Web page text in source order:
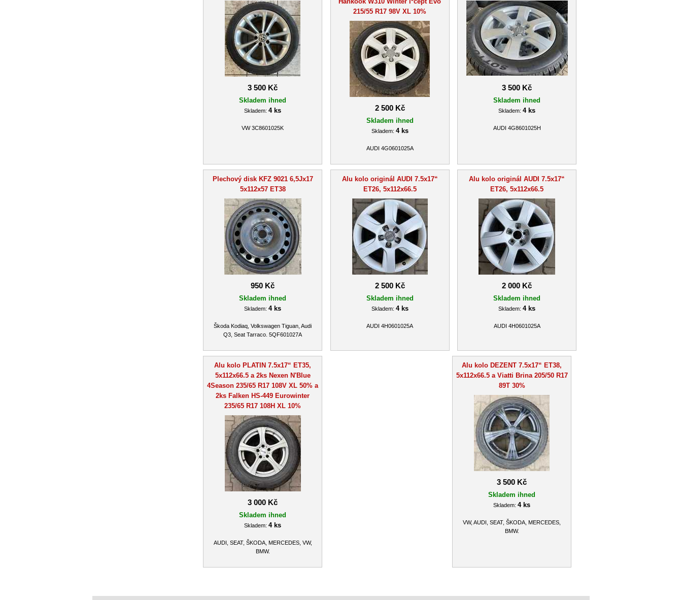
3 500 Kč
Skladem ihned
Skladem: 4 ks
VW 3C8601025K
215/55 R17 98V XL 10%
2 500 Kč
Skladem ihned
Skladem: 4 ks
AUDI 4G0601025A
3 500 Kč
Skladem ihned
Skladem: 4 ks
AUDI 4G8601025H
Plechový disk KFZ 9021 6,5Jx17
5x112x57 ET38
950 Kč
Skladem ihned
Skladem: 4 ks
Škoda Kodiaq, Volkswagen Tiguan, Audi
Q3, Seat Tarraco. 5QF601027A
Alu kolo originál AUDI 7.5x17“
ET26, 5x112x66.5
2 500 Kč
Skladem ihned
Skladem: 4 ks
AUDI 4H0601025A
Alu kolo originál AUDI 7.5x17“
ET26, 5x112x66.5
2 000 Kč
Skladem ihned
Skladem: 4 ks
AUDI 4H0601025A
Alu kolo PLATIN 7.5x17“ ET35,
5x112x66.5 a 2ks Nexen N'Blue
4Season 235/65 R17 108V XL 50% a
2ks Falken HS-449 Eurowinter
235/65 R17 108H XL 10%
3 000 Kč
Skladem ihned
Skladem: 4 ks
AUDI, SEAT, ŠKODA, MERCEDES, VW,
BMW.
Alu kolo DEZENT 7.5x17“ ET38,
5x112x66.5 a Viatti Brina 205/50 R17
89T 30%
3 500 Kč
Skladem ihned
Skladem: 4 ks
VW, AUDI, SEAT, ŠKODA, MERCEDES,
BMW.